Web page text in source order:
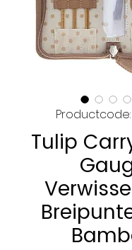
Productcode:
Tulip